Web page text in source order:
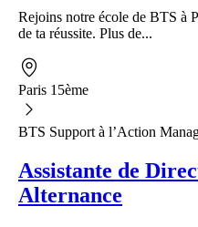
Rejoins notre école de BTS à
de ta réussite. Plus de...
Paris 15ème
BTS Support à l’Action
Assistante de
Alternance